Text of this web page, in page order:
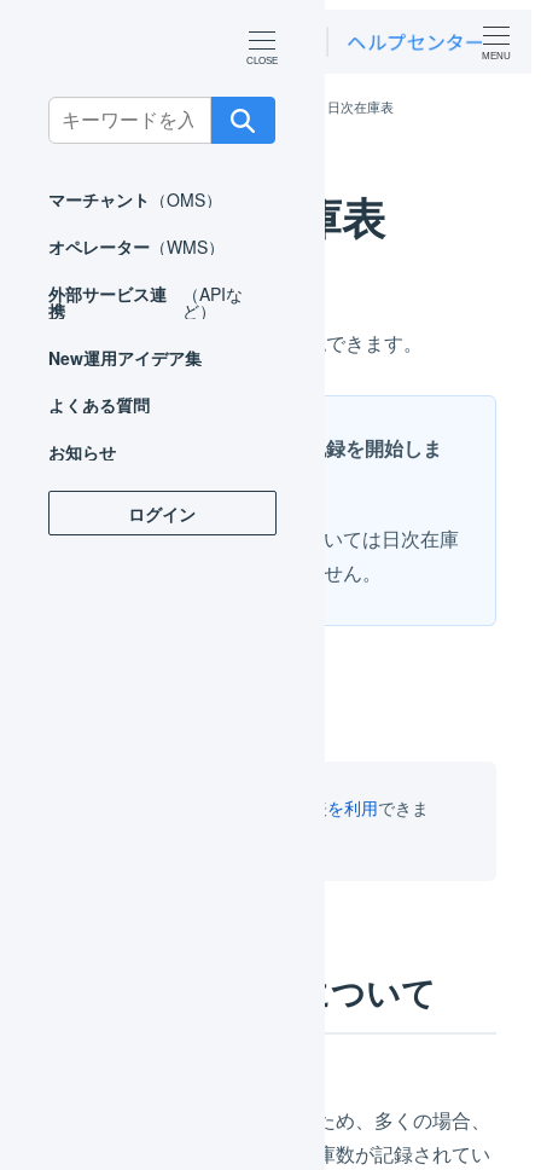
Search
for:
マーチャント （OMS）
オペレーター （WMS）
外部サービス連
携
（APIな
ど）
New運用アイデア集
よくある質問
お知らせ
ログイン
MENU
マーチャント 在庫管理 日次在庫表
日次在庫表
過去の特定の日の在庫数を確認できます。
機能の使用開始後に記録を開始しま
機能使用開始前の日付については日次在庫
表を確認することはできません。
オペレーター側でも日次在庫表を利用できま
記録される情報について
記録は毎日未明に行わるため、多くの場合、
その日の業務開始時の在庫数が記録されてい